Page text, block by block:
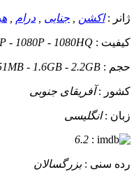
ژانر :اکشن جنایی درام
کیفیت : - 1080P - 1080HQ
حجم : - 1.6GB - 2.2GB
کشور :آفریقای جنوبی
زبان :انگلیسی
:
6.2
رده سنی :بزرگسالان